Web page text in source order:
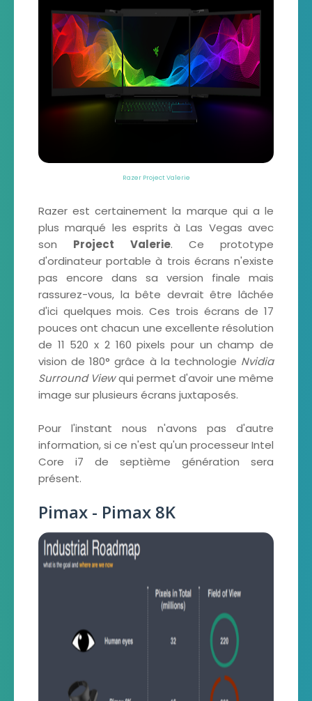
Razer Project Valerie
Razer est certainement la marque qui a le
plus marqué les esprits à Las Vegas avec
son Project Valerie. Ce prototype
d'ordinateur portable à trois écrans n'existe
pas encore dans sa version finale mais
rassurez-vous, la bête devrait être lâchée
d'ici quelques mois. Ces trois écrans de 17
pouces ont chacun une excellente résolution
de 11 520 x 2 160 pixels pour un champ de
vision de 180° grâce à la technologie Nvidia
Surround Viewqui permet d'avoir une même
image sur plusieurs écrans juxtaposés.
Pour l'instant nous n'avons pas d'autre
information, si ce n'est qu'un processeur Intel
Core i7 de septième génération sera
présent.
Pimax - Pimax 8K